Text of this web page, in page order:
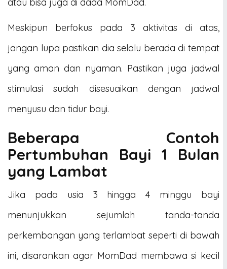
atau bisa juga di dada MomDad.
Meskipun berfokus pada 3 aktivitas di atas,
jangan lupa pastikan dia selalu berada di tempat
yang aman dan nyaman. Pastikan juga jadwal
stimulasi sudah disesuaikan dengan jadwal
menyusu dan tidur bayi.
Beberapa Contoh
Pertumbuhan Bayi 1 Bulan
yang Lambat
Jika pada usia 3 hingga 4 minggu bayi
menunjukkan sejumlah tanda-tanda
perkembangan yang terlambat seperti di bawah
ini, disarankan agar MomDad membawa si kecil